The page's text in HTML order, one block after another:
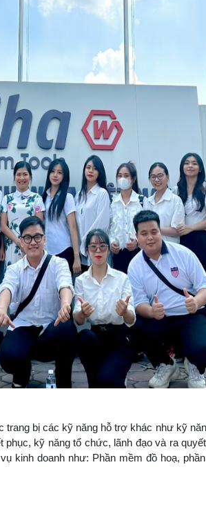
bị các kỹ năng hỗ trợ khác như kỹ
kỹ năng tổ chức, lãnh đạo và ra
kinh doanh như: Phần mềm đồ hoạ,